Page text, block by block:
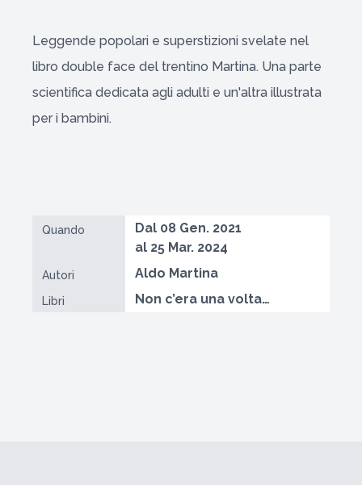
Leggende popolari e superstizioni svelate nel
libro double face del trentino Martina. Una parte
scientifica dedicata agli adulti e un'altra illustrata
per i bambini.
Quando
Dal 08 Gen. 2021
al 25 Mar. 2024
Autori Aldo Martina
Libri Non c’era una volta…